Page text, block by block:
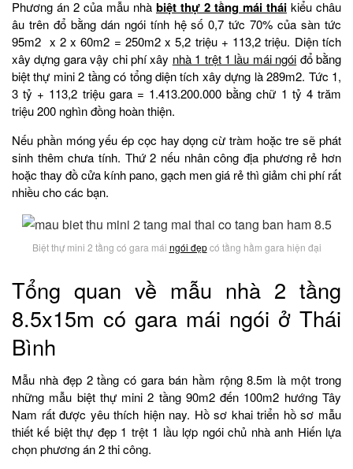
Phương án 2 của mẫu nhà biệt thự 2 tầng mái thái kiểu châu
âu trên đổ bằng dán ngói tính hệ số 0,7 tức 70% của sàn tức
95m2 x 2 x 60m2 = 250m2 x 5,2 triệu + 113,2 triệu. Diện tích
xây dựng gara vậy chi phí xây nhà 1 trệt 1 lầu mái ngói đổ bằng
biệt thự mini 2 tầng có tổng diện tích xây dựng là 289m2. Tức 1,
3 tỷ + 113,2 triệu gara = 1.413.200.000 bằng chữ 1 tỷ 4 trăm
triệu 200 nghìn đồng hoàn thiện.
Nếu phần móng yếu ép cọc hay dọng cừ tràm hoặc tre sẽ phát
sinh thêm chưa tính. Thứ 2 nếu nhân công địa phương rẻ hơn
hoặc thay đồ cửa kính pano, gạch men giá rẻ thì giảm chi phí rất
nhiều cho các bạn.
Biệt thự mini 2 tầng có gara mái ngói đẹpcó tầng hầm gara hiện đại
Tổng quan về mẫu nhà 2 tầng
8.5x15m có gara mái ngói ở Thái
Bình
Mẫu nhà đẹp 2 tầng có gara bán hầm rộng 8.5m là một trong
những mẫu biệt thự mini 2 tầng 90m2 đến 100m2 hướng Tây
Nam rất được yêu thích hiện nay. Hồ sơ khai triển hồ sơ mẫu
thiết kế biệt thự đẹp 1 trệt 1 lầu lợp ngói chủ nhà anh Hiến lựa
chọn phương án 2 thi công.